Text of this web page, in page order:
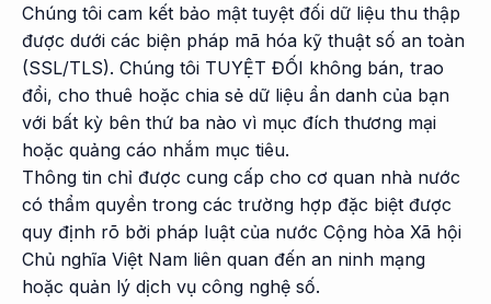
Chúng tôi cam kết bảo mật tuyệt đối dữ liệu thu thập
được dưới các biện pháp mã hóa kỹ thuật số an toàn
(SSL/TLS). Chúng tôi TUYỆT ĐỐI không bán, trao
đổi, cho thuê hoặc chia sẻ dữ liệu ẩn danh của bạn
với bất kỳ bên thứ ba nào vì mục đích thương mại
hoặc quảng cáo nhắm mục tiêu.
Thông tin chỉ được cung cấp cho cơ quan nhà nước
có thẩm quyền trong các trường hợp đặc biệt được
quy định rõ bởi pháp luật của nước Cộng hòa Xã hội
Chủ nghĩa Việt Nam liên quan đến an ninh mạng
hoặc quản lý dịch vụ công nghệ số.